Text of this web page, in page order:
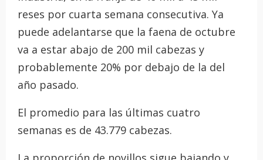
reses por cuarta semana consecutiva. Ya
puede adelantarse que la faena de octubre
va a estar abajo de 200 mil cabezas y
probablemente 20% por debajo de la del
año pasado.
El promedio para las últimas cuatro
semanas es de 43.779 cabezas.